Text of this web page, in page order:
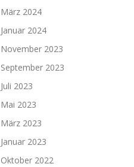
März 2024
Januar 2024
November 2023
September 2023
Juli 2023
Mai 2023
März 2023
Januar 2023
Oktober 2022